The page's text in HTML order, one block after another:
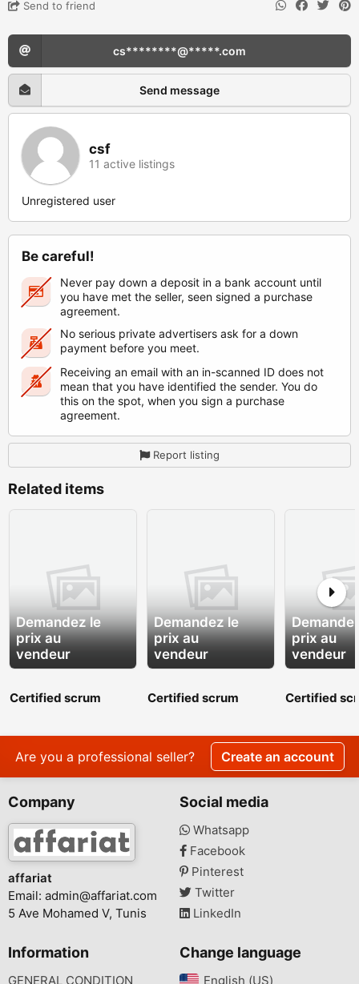
Send to friend
cs********@*****.com
Send message
csf
11 active listings
Unregistered user
Be careful!
Never pay down a deposit in a bank account until
you have met the seller, seen signed a purchase
agreement.
No serious private advertisers ask for a down
payment before you meet.
Receiving an email with an in-scanned ID does not
mean that you have identified the sender. You do
this on the spot, when you sign a purchase
agreement.
Report listing
Related items
Demandez le
prix au
vendeur
Certified scrum
Demandez le
prix au
vendeur
Certified scrum
prix au
vendeur
Certified
Are you a professional seller? Create an account
Company
affariat
Email: admin@affariat.com
5 Ave Mohamed V, Tunis
Social media
Whatsapp
Facebook
Pinterest
Twitter
LinkedIn
Information
GENERAL CONDITION
Change language
English (US)‎